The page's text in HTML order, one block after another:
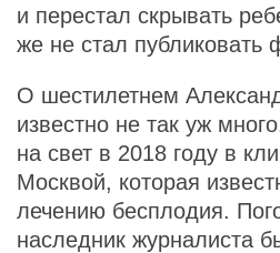
и перестал скрывать
же не стал публиковать
О шестилетнем
известно не так уж
на свет в 2018 году в
Москвой, которая
лечению бесплодия.
наследник журналиста